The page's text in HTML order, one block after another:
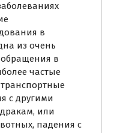
в
из очень
в
частые
с другими
или
падения с